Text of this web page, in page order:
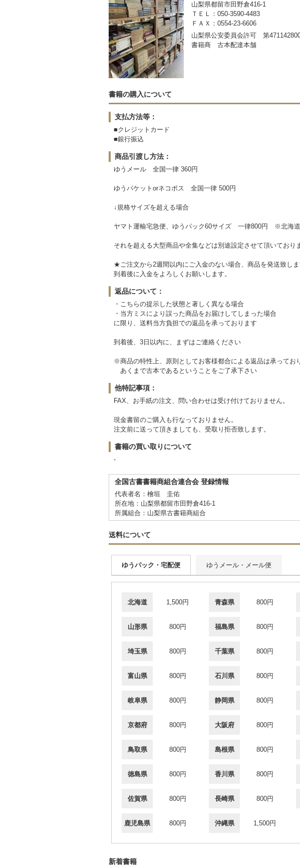
山梨県都留市田野倉416-1
ＴＥＬ：050-3590-4483
ＦＡＸ：0554-23-6606
山梨県公安委員会許可 第
書籍商 古本配達本舗
書籍の購入について
支払方法等：
■クレジットカード
■銀行振込
商品引渡し方法：
ゆうメール 全国一律 360円
ゆうパケットorネコポス 全国一律 500円
↓規格サイズを超える場合
ヤマト運輸宅急便、ゆうパック60サイズ 一律800円 ※北海道
それを超える大型商品や全集などは別途設定させて頂いており
★ご注文から2週間以内にご入金のない場合、商品を発送致しま
到着後に入金をよろしくお願いします。
返品について：
・こちらの提示した状態と著しく異なる場合
・当方ミスにより誤った商品をお届けしてしまった場合
に限り、送料当方負担での返品を承っております
到着後、3日以内に、まずはご連絡ください
※商品の特性上、原則としてお客様都合による返品は承ってお
あくまで古本であるということをご了承下さい
他特記事項：
FAX、お手紙の注文、問い合わせは受け付けておりません。
現金書留のご購入も行なっておりません。
注文前に送って頂きましても、受取り拒否致します。
書籍の買い取りについて
-
全国古書書籍商組合連合会 登録情報
代表者名：檜垣 圭佑
所在地：山梨県都留市田野倉416-1
所属組合：山梨県古書籍商組合
送料について
ゆうパック・宅配便 ゆうメール・メール便
北海道 1,500円 青森県 800円
山形県 800円 福島県 800円
埼玉県 800円 千葉県 800円
富山県 800円 石川県 800円
岐阜県 800円 静岡県 800円
京都府 800円 大阪府 800円
鳥取県 800円 島根県 800円
徳島県 800円 香川県 800円
佐賀県 800円 長崎県 800円
鹿児島県 800円 沖縄県 1,500円
新着書籍